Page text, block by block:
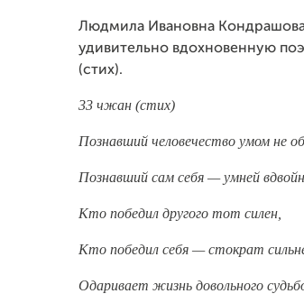
Людмила Ивановна
удивительно вдохновенную
(стих).
33 чжан (стих)
Познавший человечество умом не
Познавший сам себя — умней
Кто победил другого тот силен,
Кто победил себя — стократ
Одаривает жизнь довольного